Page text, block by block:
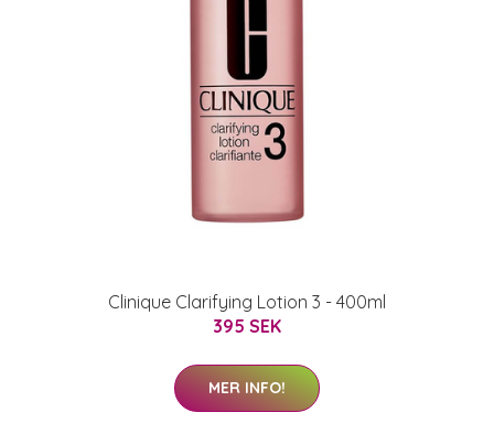
Clinique Clarifying Lotion 3 - 400ml
395 SEK
MER INFO!